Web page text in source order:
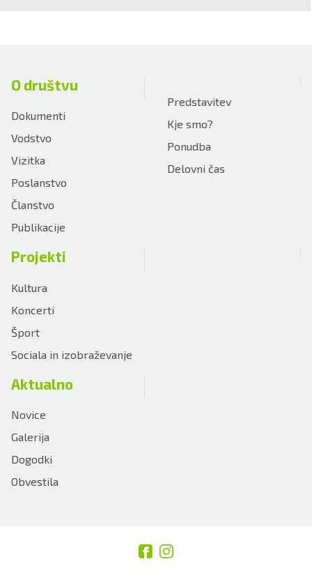
O društvu
Dokumenti
Vodstvo
Vizitka
Poslanstvo
Članstvo
Publikacije
Predstavitev
Kje smo?
Ponudba
Delovni čas
Projekti
Kultura
Koncerti
Šport
Sociala in izobraževanje
Aktualno
Novice
Galerija
Dogodki
Obvestila